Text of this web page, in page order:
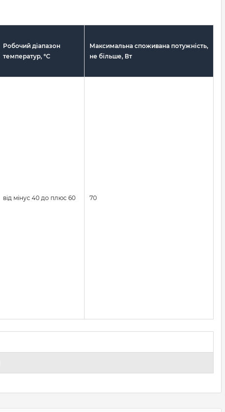
Робочий діапазон
температур, °С
Максимальна споживана потужність,
не більше, Вт
від мінус 40 до плюс 60 70